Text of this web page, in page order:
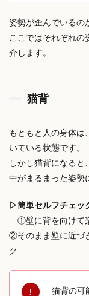
姿勢が歪んでいるの
ここではそれぞれの
介します。
猫背
もともと人の身体は
いている状態です。
しかし猫背になる
中がまるまった姿勢
▷簡単セルフチェッ
①壁に背を向けて
②そのまま壁に近づ
ク
猫背の可